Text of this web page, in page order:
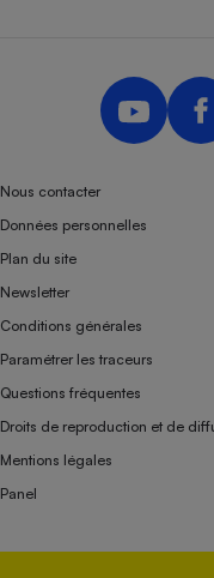
Nous contacter
Données personnelles
Plan du site
Newsletter
Conditions générales
Paramétrer les traceurs
Questions fréquentes
Droits de reproduction et de
Mentions légales
Panel
Association indépendante de